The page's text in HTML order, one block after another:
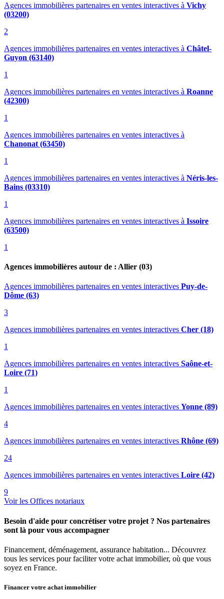
Agences immobilières partenaires en ventes interactives à Vichy
(03200)
2
Agences immobilières partenaires en ventes interactives à Châtel-
Guyon (63140)
1
Agences immobilières partenaires en ventes interactives à Roanne
(42300)
1
Agences immobilières partenaires en ventes interactives à
Chanonat (63450)
1
Agences immobilières partenaires en ventes interactives à Néris-les-
Bains (03310)
1
Agences immobilières partenaires en ventes interactives à Issoire
(63500)
1
Agences immobilières autour de : Allier (03)
Agences immobilières partenaires en ventes interactives Puy-de-
Dôme (63)
3
Agences immobilières partenaires en ventes interactives Cher (18)
1
Agences immobilières partenaires en ventes interactives Saône-et-
Loire (71)
1
Agences immobilières partenaires en ventes interactives Yonne (89)
4
Agences immobilières partenaires en ventes interactives Rhône (69)
24
Agences immobilières partenaires en ventes interactives Loire (42)
9
Voir les Offices notariaux
Besoin d'aide pour concrétiser votre projet ? Nos partenaires
sont là pour vous accompagner
Financement, déménagement, assurance habitation... Découvrez
tous les services pour faciliter votre achat immobilier, où que vous
soyez en France.
Financer votre achat immobilier